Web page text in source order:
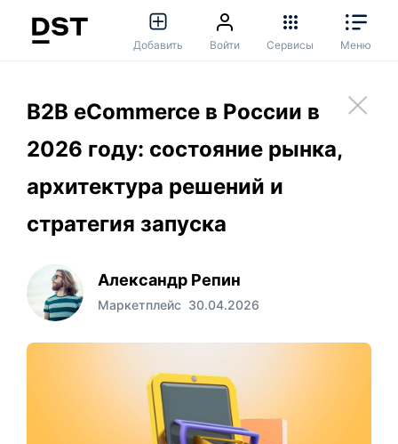
Добавить Войти Сервисы Меню
B2B eCommerce в России в
2026 году: состояние рынка,
архитектура решений и
стратегия запуска
Александр Репин
Маркетплейс 30.04.2026